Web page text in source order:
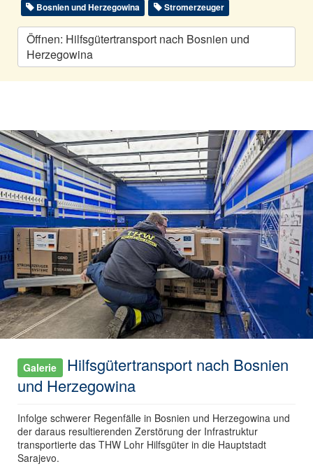
Bosnien und Herzegowina
Stromerzeuger
Öffnen: Hilfsgütertransport nach Bosnien und
Herzegowina
Galerie
Hilfsgütertransport nach Bosnien
und Herzegowina
Infolge schwerer Regenfälle in Bosnien und Herzegowina und
der daraus resultierenden Zerstörung der Infrastruktur
transportierte das THW Lohr Hilfsgüter in die Hauptstadt
Sarajevo.